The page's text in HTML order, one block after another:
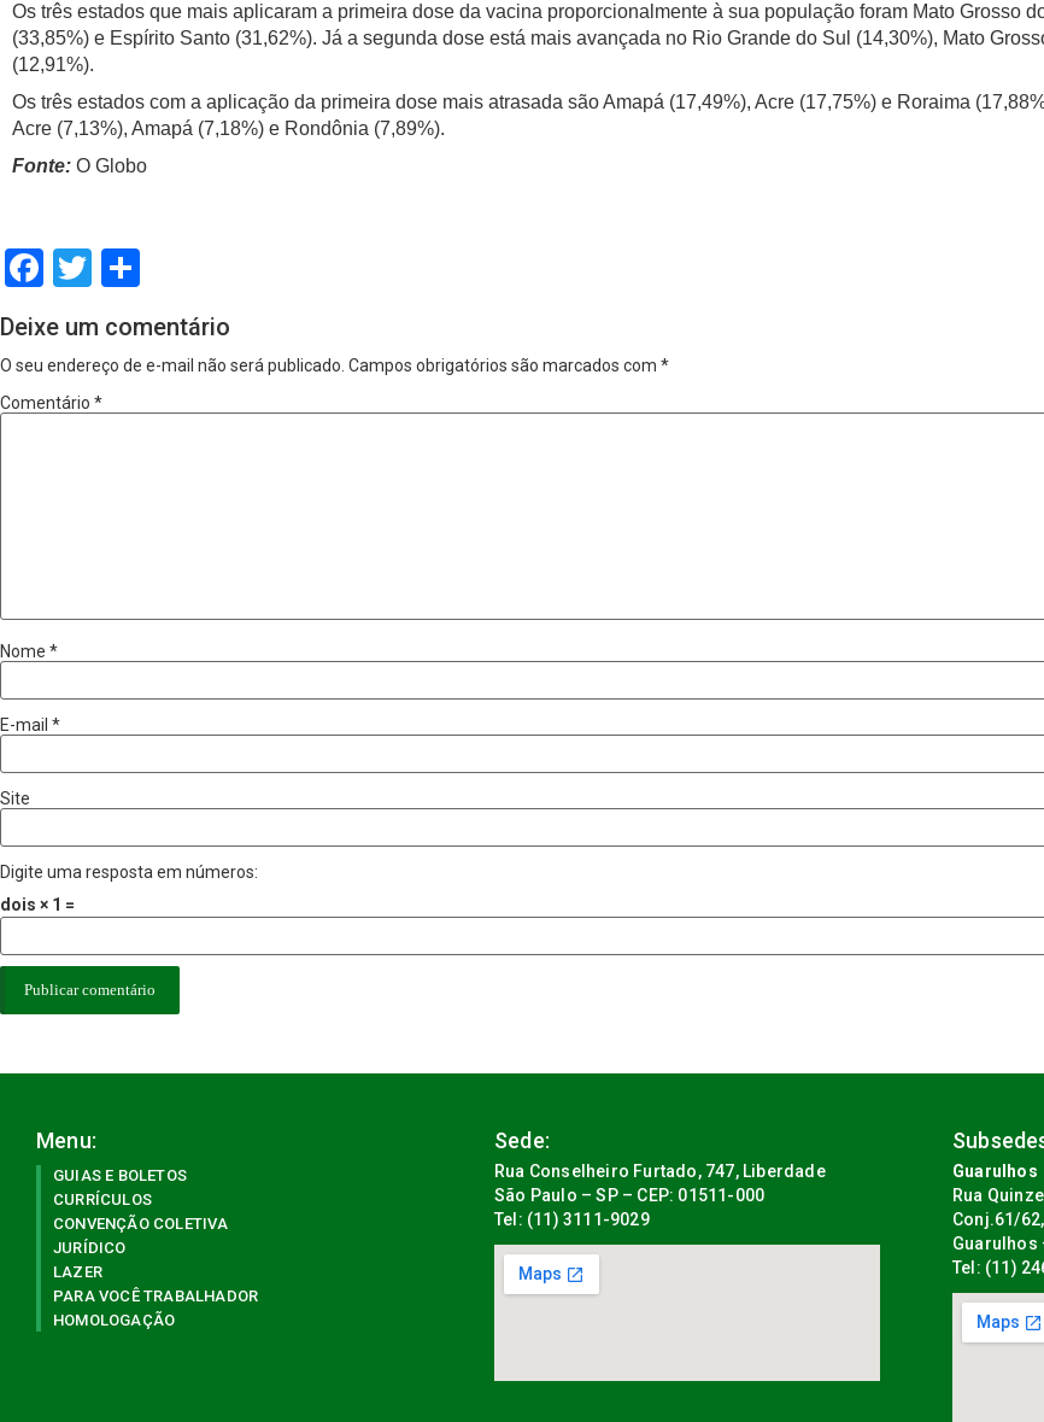
Os três estados que mais aplicaram a primeira dose da vacina proporcionalmente à sua população foram Mato Grosso
(33,85%) e Espírito Santo (31,62%). Já a segunda dose está mais avançada no Rio Grande do Sul (14,30%), Mato
(12,91%).
Os três estados com a aplicação da primeira dose mais atrasada são Amapá (17,49%), Acre (17,75%) e Roraima
Acre (7,13%), Amapá (7,18%) e Rondônia (7,89%).
Fonte: O Globo
Facebook
Twitter
Deixe um comentário
O seu endereço de e-mail não será publicado. Campos obrigatórios são marcados com *
Comentário *
Nome *
E-mail *
Site
Digite uma resposta em números:
dois × 1 =
Menu:
GUIAS E BOLETOS
CURRÍCULOS
CONVENÇÃO COLETIVA
JURÍDICO
LAZER
PARA VOCÊ TRABALHADOR
HOMOLOGAÇÃO
Sede:
Rua Conselheiro Furtado, 747, Liberdade
São Paulo – SP – CEP: 01511-000
Tel: (11) 3111-9029
Guarulhos
Rua
Conj.61/
Guarulhos
Tel: (11)